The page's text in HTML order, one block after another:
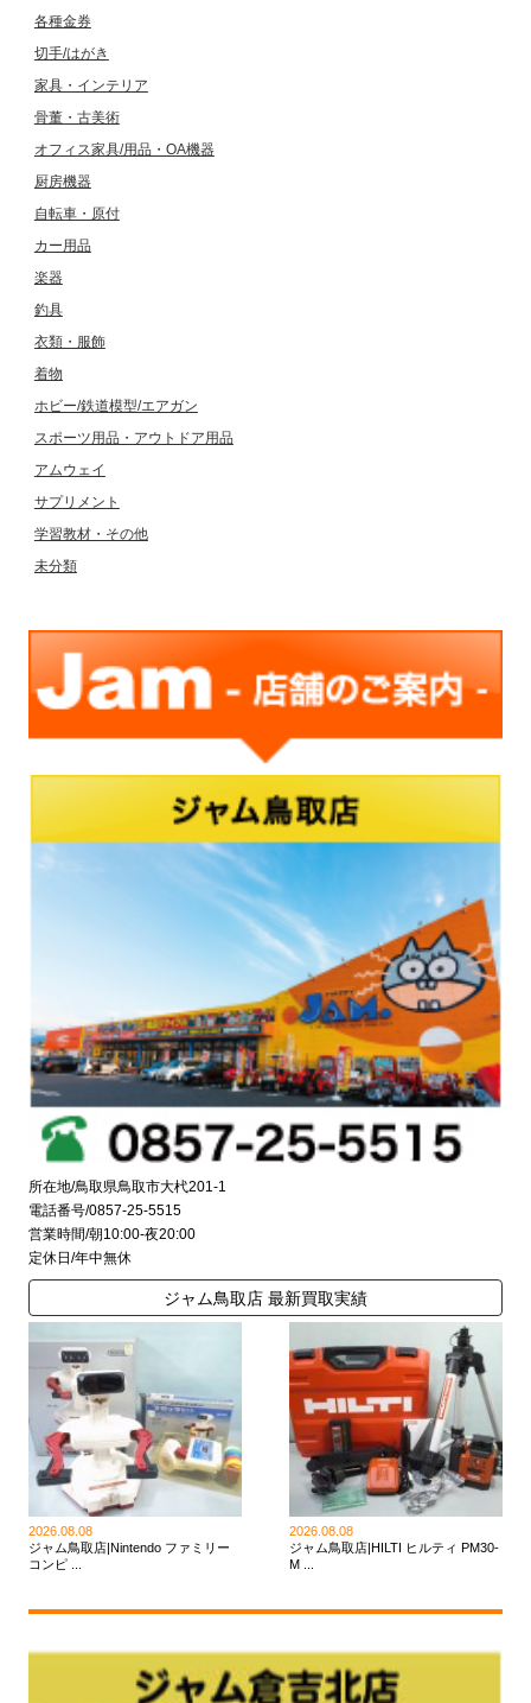
各種金券
切手/はがき
家具・インテリア
骨董・古美術
オフィス家具/用品・OA機器
厨房機器
自転車・原付
カー用品
楽器
釣具
衣類・服飾
着物
ホビー/鉄道模型/エアガン
スポーツ用品・アウトドア用品
アムウェイ
サプリメント
学習教材・その他
未分類
所在地/鳥取県鳥取市大杙201-1
電話番号/0857-25-5515
営業時間/朝10:00-夜20:00
定休日/年中無休
ジャム鳥取店 最新買取実績
2026.08.08
ジャム鳥取店|Nintendo ファミリー
コンピ ...
2026.08.08
ジャム鳥取店|HILTI ヒルティ PM30-
M ...